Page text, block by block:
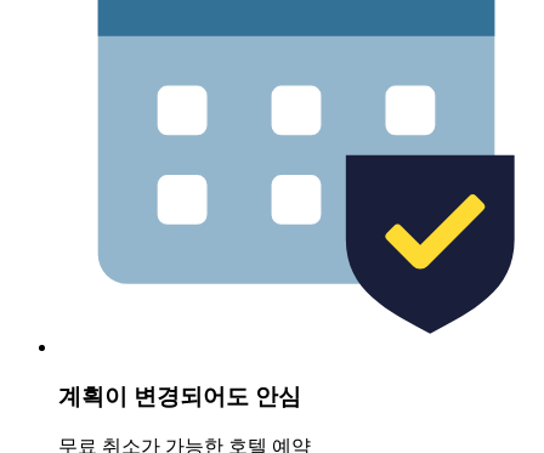
계획이 변경되어도 안심
무료 취소가 가능한 호텔 예약